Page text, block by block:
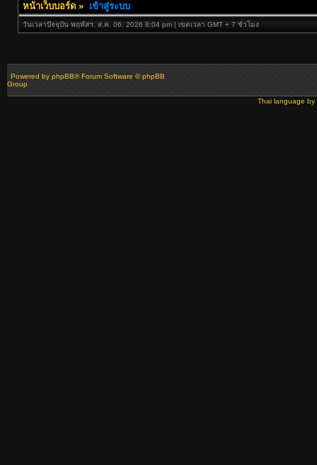
หน้าเว็บบอร์ด » เข้าสู่ระบบ
วันเวลาปัจจุบัน พฤหัสฯ. ส.ค. 06, 2026 8:04 pm | เขตเวลา GMT + 7 ชั่วโมง
Powered by phpBB® Forum Software © phpBB
Group
Thai language by